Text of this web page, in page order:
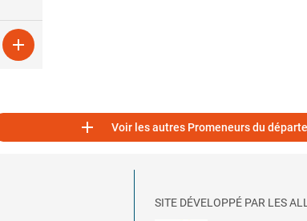

 Voir les autres Promeneurs du
SITE DÉVELOPPÉ PAR LES